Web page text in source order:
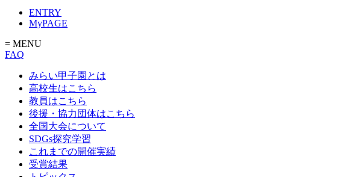
ENTRY
MyPAGE
= MENU
FAQ
みらい甲子園とは
高校生はこちら
教員はこちら
後援・協力団体はこちら
全国大会について
SDGs探究学習
これまでの開催実績
受賞結果